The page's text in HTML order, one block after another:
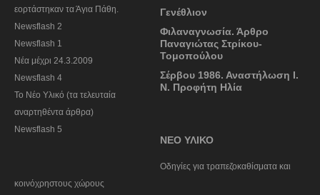
εορτάστηκαν τα Άγια Πάθη.
Newsflash 2
Newsflash 1
Nέα μέχρι 24.3.2009
Newsflash 4
Το Νέο Υλικό (τα τελευταία
αναρτηθέντα άρθρα)
Newsflash 5
Γενέθλιον
Φιλαναγνωσία. Άρθρο
Παναγιώτας Στρίκου-
Τομοπούλου
Σέρβου 1986. Αναστήλωση Ι.
Ν. Προφήτη Ηλία
ΝΕΟ ΥΛΙΚΟ
Οδηγίες για τραπεζοκαθίσματα και
κοινόχρηστους χώρους